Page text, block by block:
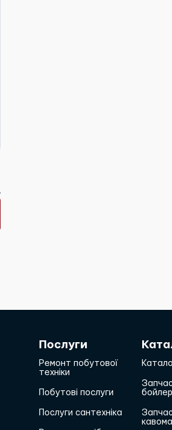
Послуги
Ремонт побутової
техніки
Побутові послуги
Послуги сантехніка